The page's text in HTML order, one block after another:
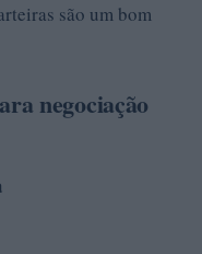
são um bom
negociação